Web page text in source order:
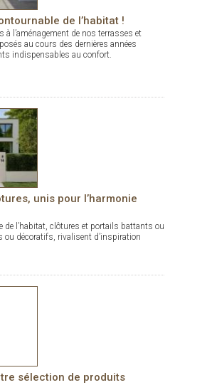
de l’habitat !
à l’aménagement de nos terrasses et
au cours des dernières années
indispensables au confort.
unis pour l’harmonie
de l’habitat, clôtures et portails battants ou
décoratifs, rivalisent d’inspiration
sélection de produits